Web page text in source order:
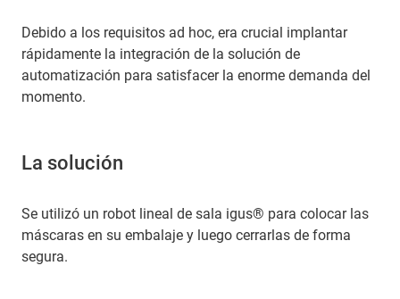
Debido a los requisitos ad hoc, era crucial implantar
rápidamente la integración de la solución de
automatización para satisfacer la enorme demanda del
momento.
La solución
Se utilizó un robot lineal de sala igus® para colocar las
máscaras en su embalaje y luego cerrarlas de forma
segura.